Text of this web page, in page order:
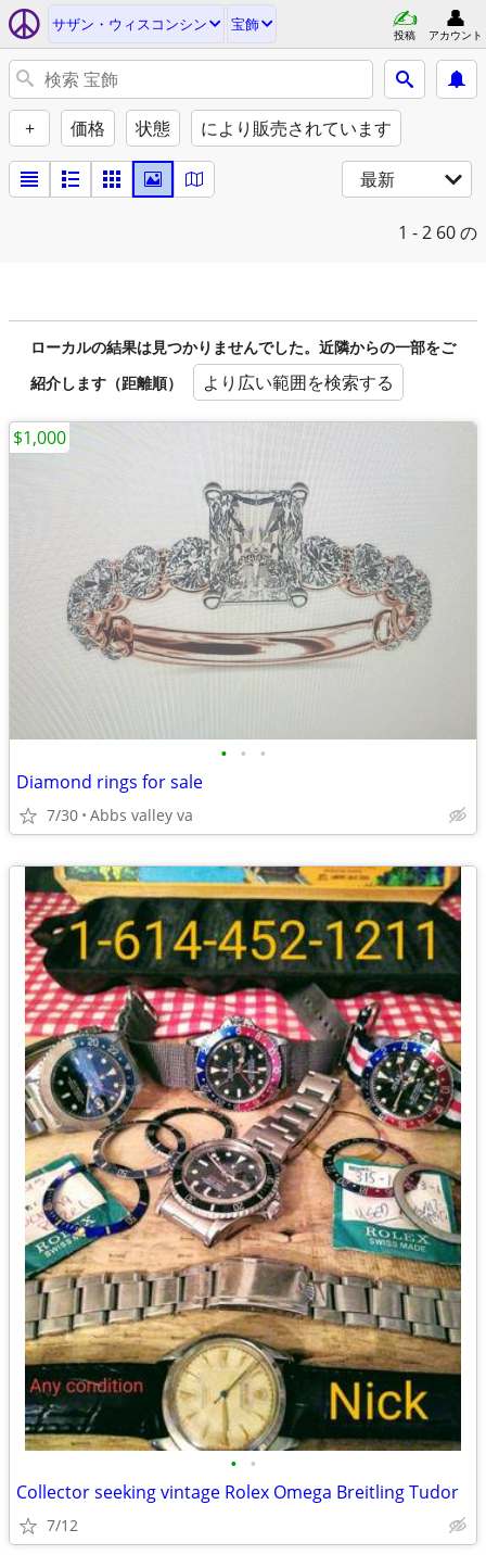
サザン・ウィスコンシン 宝飾
投稿 アカウント
+ 価格 状態 により販売されています
最新
1 - 2 60 の
ローカルの結果は見つかりませんでした。近隣からの一部をご
紹介します（距離順）
より広い範囲を検索する
• • •
Diamond rings for sale
7/30 Abbs valley va
$1,000
• •
Collector seeking vintage Rolex Omega Breitling Tudor
7/12